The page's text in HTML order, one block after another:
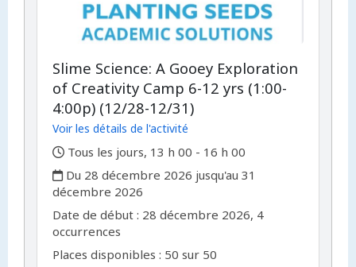
Slime Science: A Gooey Exploration
of Creativity Camp 6-12 yrs (1:00-
4:00p) (12/28-12/31)
Voir les détails de l'activité
,
Tous les jours, 13 h 00 - 16 h 00
,
Du 28 décembre 2026 jusqu'au 31
décembre 2026
,Date de début : ,28 décembre 2026, 4
occurrences
Places disponibles : 50 sur 50